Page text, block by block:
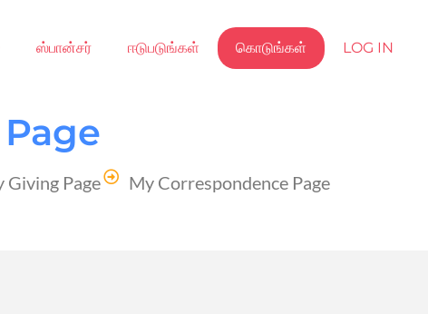
ஸ்பான்சர் ஈடுபடுங்கள் கொடுங்கள் LOG IN
Giving Page
My Correspondence Page